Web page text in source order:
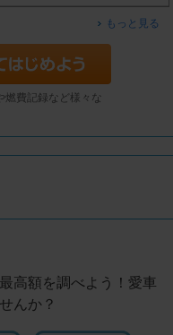
もっと見る
燃費記録など様々な
高額を調べよう！愛車
んか？